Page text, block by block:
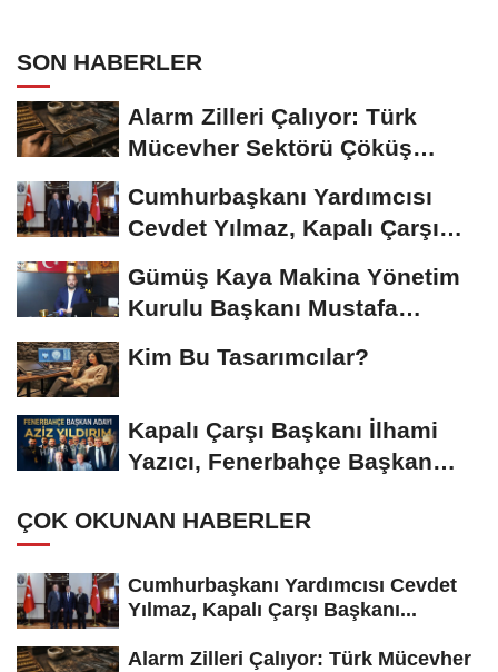
SON HABERLER
Alarm Zilleri Çalıyor: Türk
Mücevher Sektörü Çöküş
Cumhurbaşkanı Yardımcısı
Cevdet Yılmaz, Kapalı Çarşı
Gümüş Kaya Makina Yönetim
Kurulu Başkanı Mustafa
Kim Bu Tasarımcılar?
Kapalı Çarşı Başkanı İlhami
Yazıcı, Fenerbahçe Başkan
ÇOK OKUNAN HABERLER
Cumhurbaşkanı Yardımcısı Cevdet
Yılmaz, Kapalı Çarşı Başkanı...
Alarm Zilleri Çalıyor: Türk Mücevher